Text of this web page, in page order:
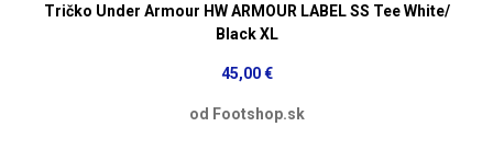
Tričko Under Armour HW ARMOUR LABEL SS Tee White/
Black XL
45,00 €
od Footshop.sk